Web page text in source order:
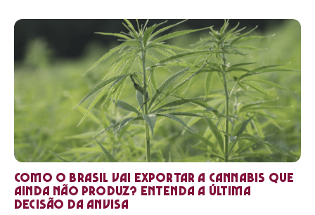
Como o Brasil vai exportar a cannabis que
ainda não produz? Entenda a última
decisão da Anvisa